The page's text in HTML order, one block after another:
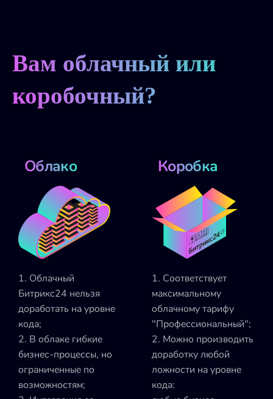
Вам облачный или
коробочный?
Облако
1. Облачный
Битрикс24 нельзя
доработать на уровне
кода;
2. В облаке гибкие
бизнес-процессы, но
ограниченные по
возможностям;
Коробка
1. Соответствует
максимальному
облачному тарифу
"Профессиональный";
2. Можно производить
доработку любой
ложности на уровне
кода: